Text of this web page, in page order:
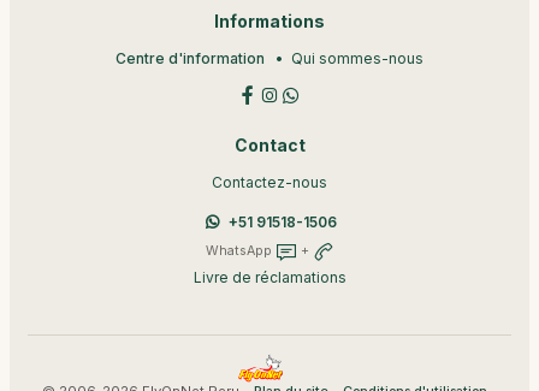
Informations
Centre d'information Qui sommes-nous
Contact
Contactez-nous
+51 91518-1506
WhatsApp +
Livre de réclamations